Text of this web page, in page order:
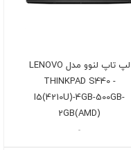
لپ تاپ لنوو مدل LENOVO
THINKPAD S440 -
I5(4210U)-4GB-500GB-
2GB(AMD)
-